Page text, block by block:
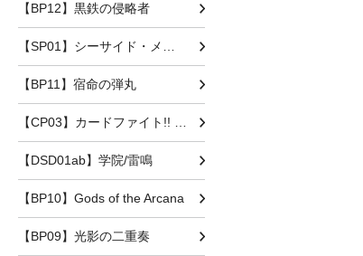
【BP12】黒鉄の侵略者
【BP11】宿命の弾丸
【DSD01ab】学院/雷鳴
【BP10】Gods of the Arcana
【BP09】光影の二重奏